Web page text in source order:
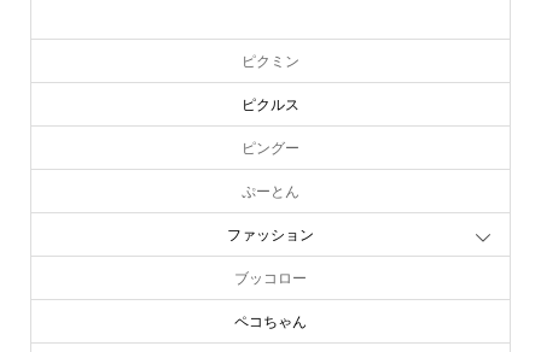
ピクミン
ピクルス
ピングー
ぷーとん
ファッション
ブッコロー
ペコちゃん